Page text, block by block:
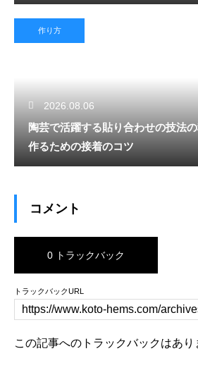
作り方
2026.08.06
陶芸で活躍する貼り合わせの技法
作るための接着のコツ
コメント
0 トラックバック
トラックバックURL
この記事へのトラックバックはあり